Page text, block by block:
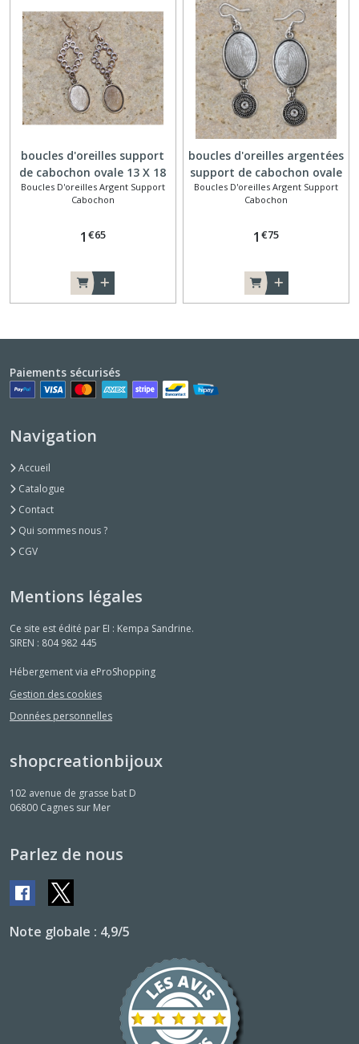
boucles d'oreilles support
de cabochon ovale 13 X 18
mm losange
Boucles D'oreilles Argent Support
Cabochon
1 €65
boucles d'oreilles argentées
support de cabochon ovale
25 X18 mm rond et strass
Boucles D'oreilles Argent Support
Cabochon
1 €75
Paiements sécurisés
Navigation
Accueil
Catalogue
Contact
Qui sommes nous ?
CGV
Mentions légales
Ce site est édité par EI : Kempa Sandrine.
SIREN : 804 982 445
Hébergement via eProShopping
Gestion des cookies
Données personnelles
shopcreationbijoux
102 avenue de grasse bat D
06800 Cagnes sur Mer
Parlez de nous
Note globale : 4,9/5